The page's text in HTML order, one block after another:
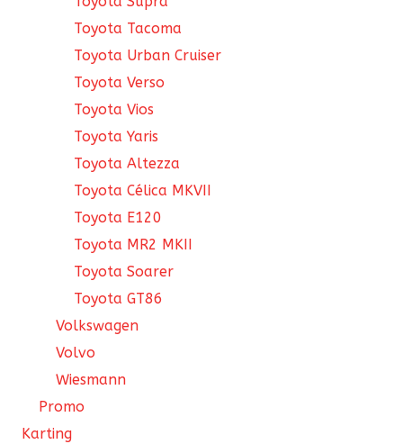
Toyota Tacoma
Toyota Urban Cruiser
Toyota Verso
Toyota Vios
Toyota Yaris
Toyota Altezza
Toyota Célica MKVII
Toyota E120
Toyota MR2 MKII
Toyota Soarer
Toyota GT86
Volkswagen
Volvo
Wiesmann
Promo
Karting